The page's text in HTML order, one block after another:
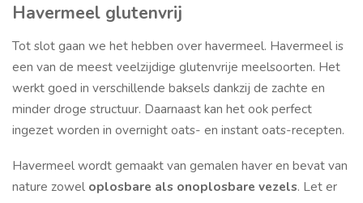
Havermeel glutenvrij
Tot slot gaan we het hebben over havermeel. Havermeel is
een van de meest veelzijdige glutenvrije meelsoorten. Het
werkt goed in verschillende baksels dankzij de zachte en
minder droge structuur. Daarnaast kan het ook perfect
ingezet worden in overnight oats- en instant oats-recepten.
Havermeel wordt gemaakt van gemalen haver en bevat van
nature zowel oplosbare als onoplosbare vezels. Let er